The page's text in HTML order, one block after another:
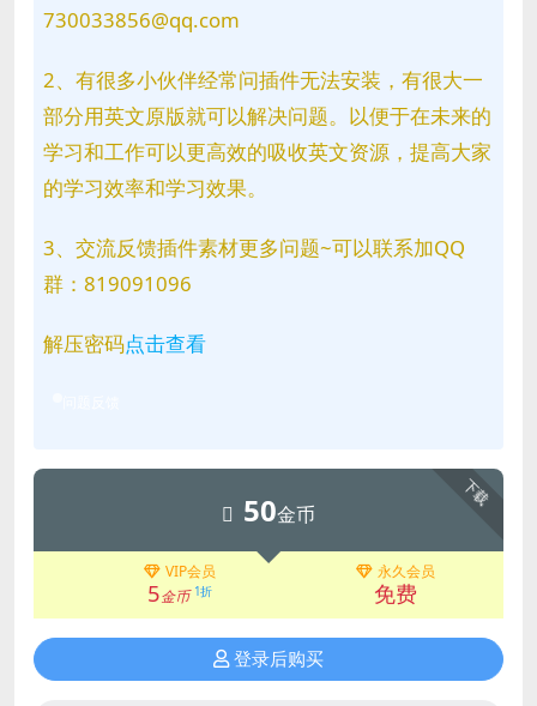
730033856@qq.com
2、有很多小伙伴经常问插件无法安装，有很大一
部分用英文原版就可以解决问题。以便于在未来的
学习和工作可以更高效的吸收英文资源，提高大家
的学习效率和学习效果。
3、交流反馈插件素材更多问题~可以联系加QQ
群：819091096
解压密码点击查看
下载
50金币
VIP会员
5金币 1折
永久会员
免费
登录后购买